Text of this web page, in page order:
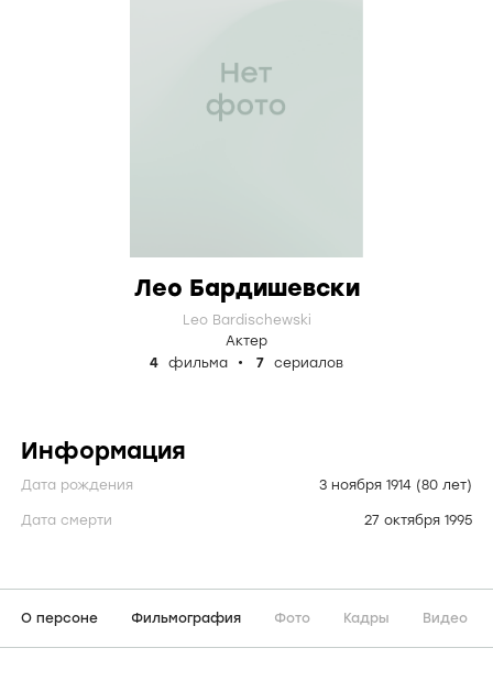
Лео Бардишевски
Leo Bardischewski
Актер
4
фильма 7 сериалов
Информация
Дата рождения 3 ноября 1914 (80 лет)
Дата смерти 27 октября 1995
О персоне Фильмография Фото Кадры Видео